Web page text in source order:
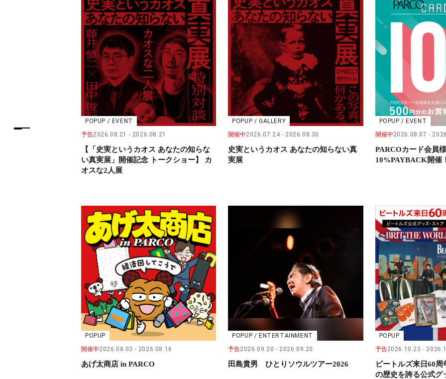
POPUP / EVENT
予告2026.08.21 2026.08.21
【「史実というカオス あなたの知らな
い真実展」開催記念 トークショー】 カ
オスな2人展
POPUP / GALLERY
開催中2026.07.24 2026.08.30
史実というカオス あなたの知らない真
実展
POPUP / EVENT
開催中2026.08.07
PARCOカード会
10%PAYBACK開催
POPUP
開催中2026.08.03 2026.08.16
あげ太商店 in PARCO
POPUP / ENTERTAINMENT
予告2026.09.20 2026.09.20
田島貴男 ひとりソウルツアー2026
POPUP
予告2026.10.23
ビートルズ来日60
の歴史を誇る公式グ